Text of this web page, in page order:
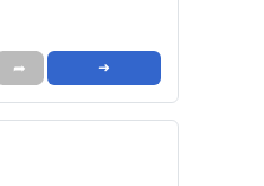
➦ ➜